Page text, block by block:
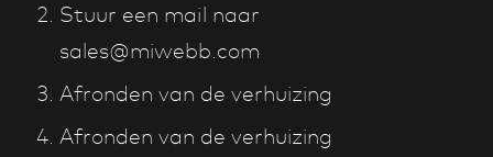
Stuur een mail naar
sales@miwebb.com
Afronden van de verhuizing
Afronden van de verhuizing